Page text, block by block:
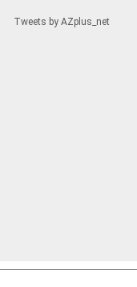
Tweets by AZplus_net